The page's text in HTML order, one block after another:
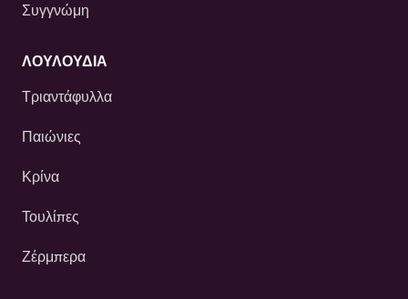
Συγγνώμη
ΛΟΥΛΟΎΔΙΑ
Τριαντάφυλλα
Παιώνιες
Κρίνα
Τουλίπες
Ζέρμπερα